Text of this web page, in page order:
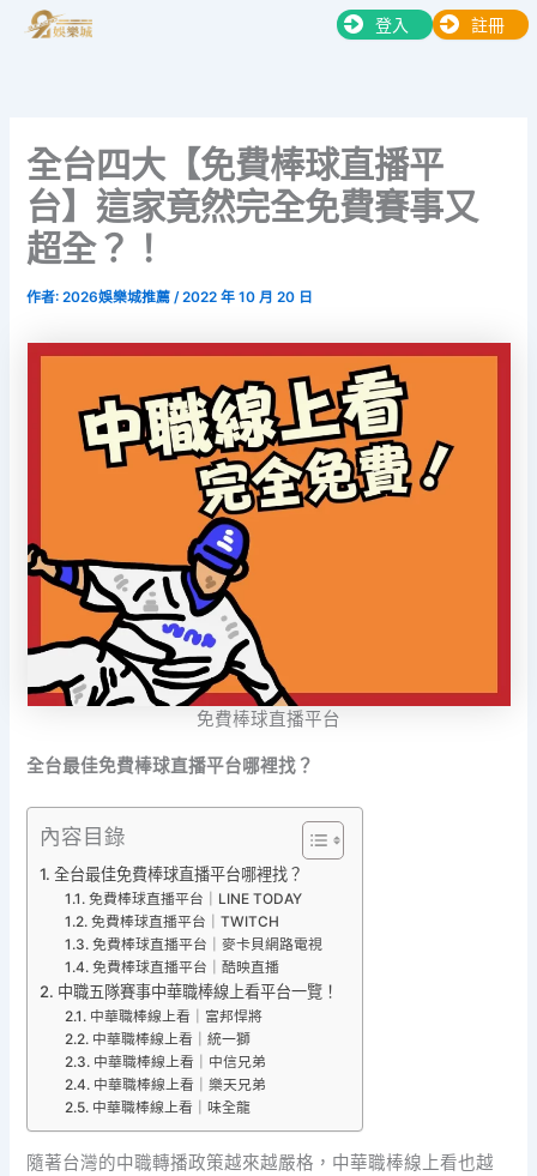
登入 註冊
全台四大【免費棒球直播平
台】這家竟然完全免費賽事又
超全？！
作者:2026娛樂城推薦/2022 年 10 月 20 日
免費棒球直播平台
全台最佳免費棒球直播平台哪裡找？
內容目錄
全台最佳免費棒球直播平台哪裡找？
免費棒球直播平台｜LINE TODAY
免費棒球直播平台｜TWITCH
免費棒球直播平台｜麥卡貝網路電視
免費棒球直播平台｜酷映直播
中職五隊賽事中華職棒線上看平台一覽！
中華職棒線上看｜富邦悍將
中華職棒線上看｜統一獅
中華職棒線上看｜中信兄弟
中華職棒線上看｜樂天兄弟
中華職棒線上看｜味全龍
隨著台灣的中職轉播政策越來越嚴格，中華職棒線上看也越